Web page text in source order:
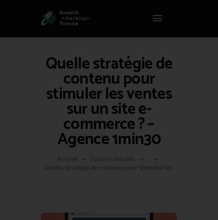
Quelle stratégie de
contenu pour
stimuler les ventes
sur un site e-
commerce ? –
Agence 1min30
Accueil Tous les articles
Quelle stratégie de contenu pour stimuler les...
GROWTH HACKING FRANCE
ACCUEIL
HACKS
VOUS ÊTES ?
RESSOURCES
L’AGENCE
ÉTHIQUE
CONTACT